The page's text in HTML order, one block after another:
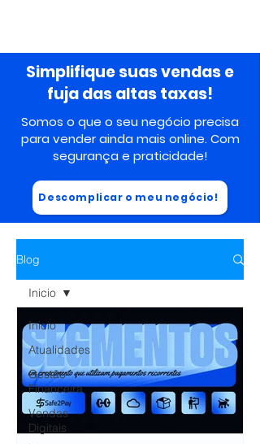
Simplifique suas vendas e
fuja das altas taxas!
Somos o que o seu negócio precisa
para vender ainda mais online. Com
segurançae praticidade!
Descomplicar o meu negócio!
Blog
Inicio
Atualidades
Gestão
Financeira
Vendas
Digitais
Inicio